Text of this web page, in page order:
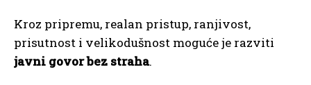
Kroz pripremu, realan pristup, ranjivost,
prisutnost i velikodušnost moguće je razviti
javni govor bez straha.